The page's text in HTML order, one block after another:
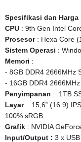
Spesifikasi dan Harga
CPU : 9th Gen Intel
Prosesor: Hexa Core
Sistem Operasi :
Memori :
- 8GB DDR4 2666MHz
- 16GB DDR4
Penyimpanan : 1TB
Layar: 15,6” (16:9)
100% sRGB
Grafik : NVIDIA
Input/Output : 3 x